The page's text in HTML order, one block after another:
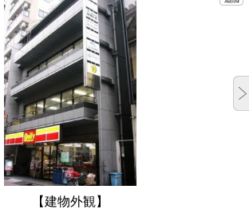
【建物外観】